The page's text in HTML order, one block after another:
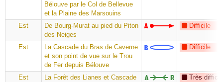
Bélouve par le Col de Bellevue
et la Plaine des Marsouins
Est
De Bourg-Murat au pied du Piton
des Neiges
Difficile
Est
La Cascade du Bras de Caverne
et son point de vue sur le Trou
de Fer depuis Bélouve
Difficile
Est
La Forêt des Lianes et Cascade
Très